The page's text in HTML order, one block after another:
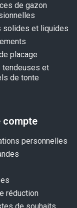
de gazon
solides et liquides
placage
tendeuses et
de tonte
compte
personnelles
réduction